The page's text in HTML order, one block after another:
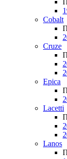
Cobalt
Cruze
Epica
Lacetti
Lanos